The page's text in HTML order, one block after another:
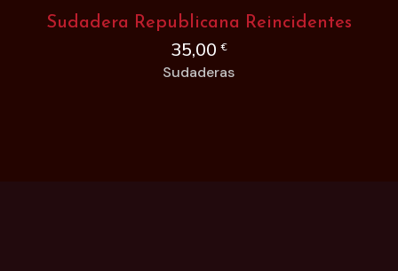
Sudadera Republicana Reincidentes
35,00€
Sudaderas